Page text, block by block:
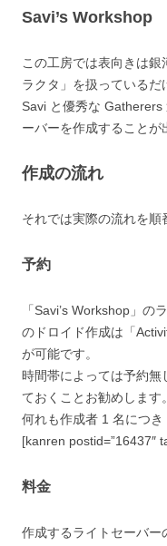
Savi’s Workshop
この工房では表向きは
ラクタ」を扱っている
Savi と優秀な
ーバーを作成することが
作成の流れ
それでは実際の流れを順
予約
「Savi’s Workshop」の
のドロイド作成は「
が可能です。
時間帯によっては予約無
ておくことお勧めします。
何れも作成者 1 名につき
[kanren postid=”16437″
料金
作成するライトセーバー